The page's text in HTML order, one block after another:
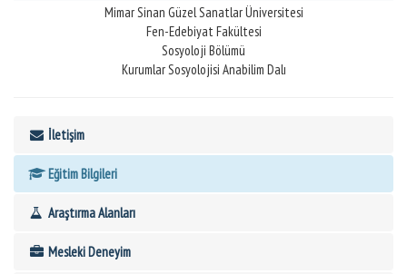
Mimar Sinan Güzel Sanatlar Üniversitesi
Fen-Edebiyat Fakültesi
Sosyoloji Bölümü
Kurumlar Sosyolojisi Anabilim Dalı
İletişim
Eğitim Bilgileri
Araştırma Alanları
Mesleki Deneyim